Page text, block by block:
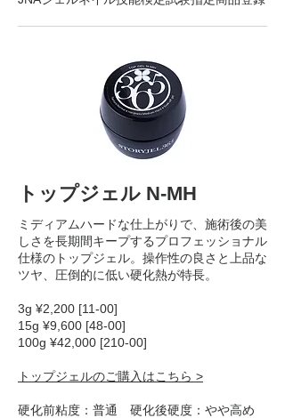
トップジェル N-MH
ミディアムハードな仕上がりで、施術後の美
しさを長期間キープするプロフェッショナル
仕様のトップジェル。操作性の良さと上品な
ツヤ、圧倒的に低い硬化熱が特長。
3g ¥2,200 [11-00]
15g ¥9,600 [48-00]
100g ¥42,000 [210-00]
トップジェルのご購入はこちら >
硬化前粘度：普通 硬化後硬度：やや高め